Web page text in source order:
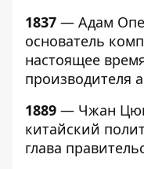
1837 — Адам
основатель
настоящее
производителя
1889 — Чжан
китайский
глава